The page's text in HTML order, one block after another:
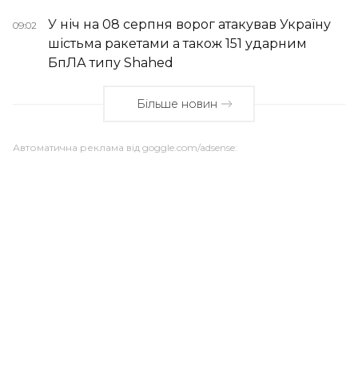
09:02
У ніч на 08 серпня ворог атакував Україну
шістьма ракетами а також 151 ударним
БпЛА типу Shahed
Більше новин
Автоматична реклама від goggle.com/adsense: